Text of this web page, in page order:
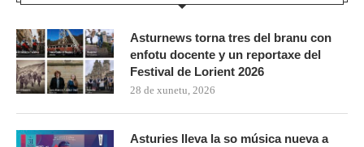
Asturnews torna tres del branu con
enfotu docente y un reportaxe del
Festival de Lorient 2026
28 de xunetu, 2026
Asturies lleva la so música nueva a